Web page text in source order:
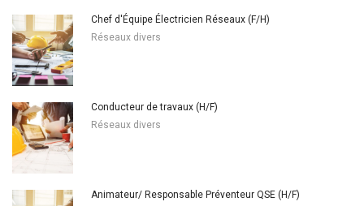
Chef d'Équipe Électricien Réseaux (F/H)
Réseaux divers
Conducteur de travaux (H/F)
Réseaux divers
Animateur/ Responsable Préventeur QSE (H/F)